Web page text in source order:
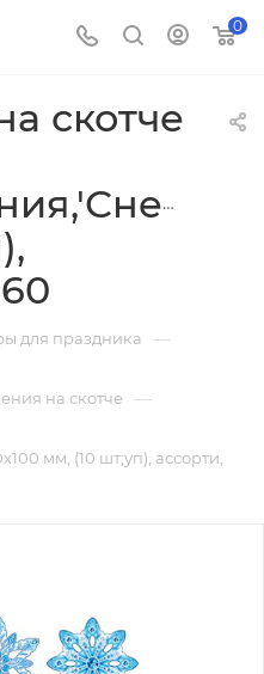
0
скотче
для праздника —
на скотче —
мм, (10 шт;уп), ассорти,